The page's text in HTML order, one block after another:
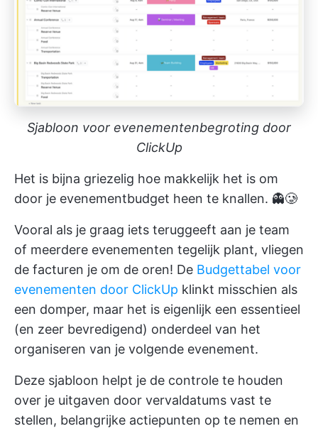
Sjabloon voor evenementenbegroting door
ClickUp
Het is bijna griezelig hoe makkelijk het is om
door je evenementbudget heen te knallen. 👻🥲
Vooral als je graag iets teruggeeft aan je team
of meerdere evenementen tegelijk plant, vliegen
de facturen je om de oren! De Budgettabel voor
evenementen door ClickUp klinkt misschien als
een domper, maar het is eigenlijk een essentieel
(en zeer bevredigend) onderdeel van het
organiseren van je volgende evenement.
Deze sjabloon helpt je de controle te houden
over je uitgaven door vervaldatums vast te
stellen, belangrijke actiepunten op te nemen en